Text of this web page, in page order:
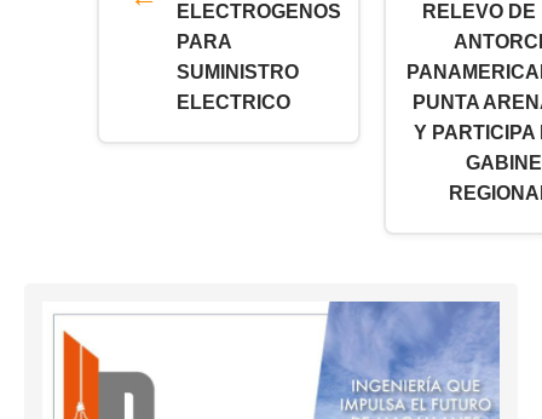
ELECTROGENOS
PARA
SUMINISTRO
ELECTRICO
RELEVO DE
PUNTA
Y PARTICIPA